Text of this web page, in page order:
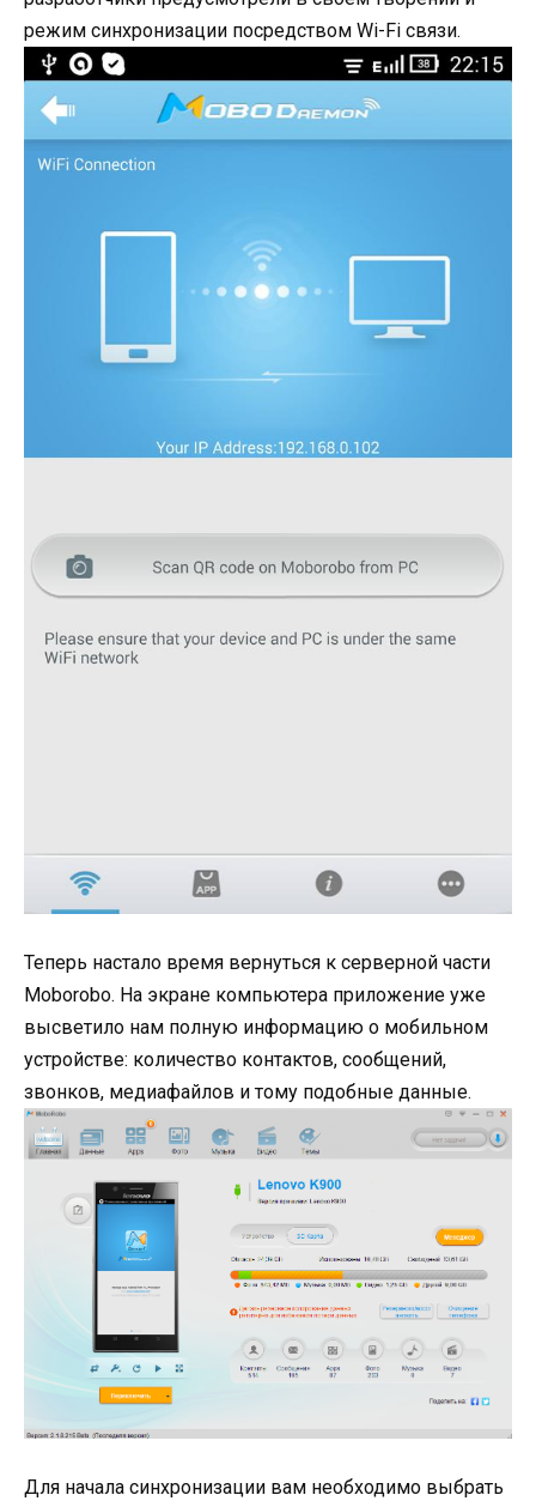
режим синхронизации посредством Wi-Fi связи.
Теперь настало время вернуться к серверной части
Moborobo. На экране компьютера приложение уже
высветило нам полную информацию о мобильном
устройстве: количество контактов, сообщений,
звонков, медиафайлов и тому подобные данные.
Для начала синхронизации вам необходимо выбрать